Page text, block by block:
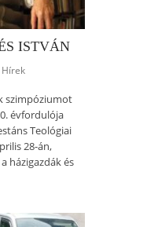
ISTVÁN
Hírek
szimpóziumot
évfordulója
Teológiai
28-án,
házigazdák és